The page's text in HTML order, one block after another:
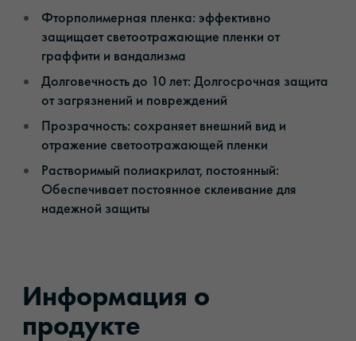
Фторполимерная пленка: эффективно
защищает светоотражающие пленки от
граффити и вандализма
Долговечность до 10 лет: Долгосрочная защита
от загрязнений и повреждений
Прозрачность: сохраняет внешний вид и
отражение светоотражающей пленки
Растворимый полиакрилат, постоянный:
Обеспечивает постоянное склеивание для
надежной защиты
Информация о
продукте